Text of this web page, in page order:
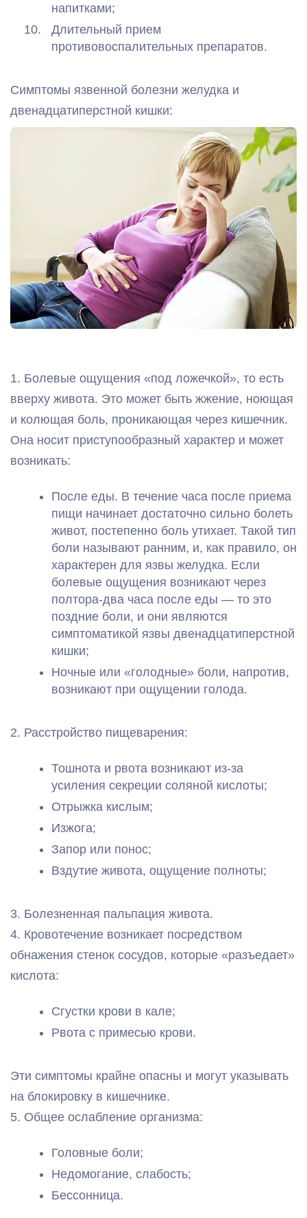
напитками;
Длительный прием
противовоспалительных препаратов.
Симптомы язвенной болезни желудка и
двенадцатиперстной кишки:
1. Болевые ощущения «под ложечкой», то есть
вверху живота. Это может быть жжение, ноющая
и колющая боль, проникающая через кишечник.
Она носит приступообразный характер и может
возникать:
После еды. В течение часа после приема
пищи начинает достаточно сильно болеть
живот, постепенно боль утихает. Такой тип
боли называют ранним, и, как правило, он
характерен для язвы желудка. Если
болевые ощущения возникают через
полтора-два часа после еды — то это
поздние боли, и они являются
симптоматикой язвы двенадцатиперстной
кишки;
Ночные или «голодные» боли, напротив,
возникают при ощущении голода.
2. Расстройство пищеварения:
Тошнота и рвота возникают из-за
усиления секреции соляной кислоты;
Отрыжка кислым;
Изжога;
Запор или понос;
Вздутие живота, ощущение полноты;
3. Болезненная пальпация живота.
4. Кровотечение возникает посредством
обнажения стенок сосудов, которые «разъедает»
кислота:
Сгустки крови в кале;
Рвота с примесью крови.
Эти симптомы крайне опасны и могут указывать
на блокировку в кишечнике.
5. Общее ослабление организма:
Головные боли;
Недомогание, слабость;
Бессонница.